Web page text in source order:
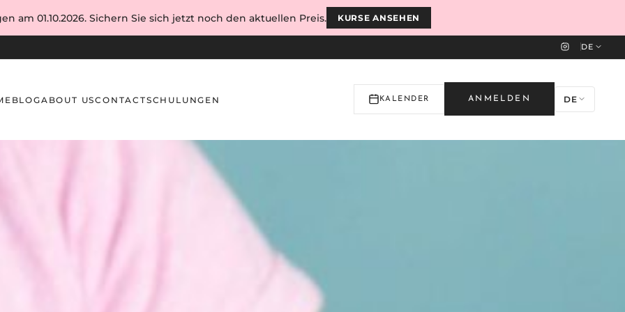
DE
BLOGABOUT USCONTACTSCHULUNGEN KALENDER ANMELDEN DE
am 01.10.2026. Sichern Sie sich jetzt noch den aktuellen Preis. KURSE ANSEHEN